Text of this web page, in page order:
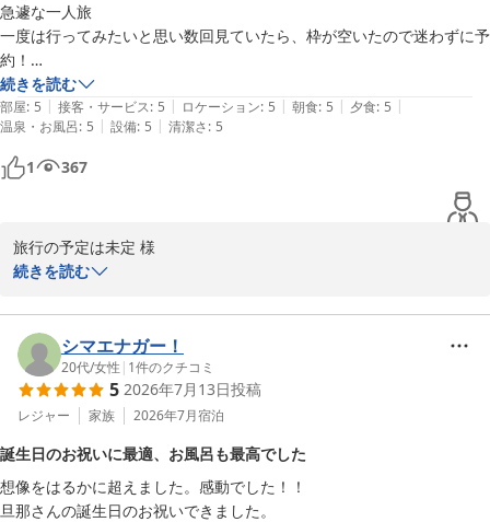
急遽な一人旅
一度は行ってみたいと思い数回見ていたら、枠が空いたので迷わずに予
約！
一部屋だけの特別室のため、少し料金が高いが、足湯や檜風呂があるの
で、満足でした！
特に部屋や足湯からの眺望が最高！
露天風呂も、お湯が優しくとても気持ちが良かった
続きを読む
部屋: 5 | 接客・サービス: 5 | ロケーション: 5 | 朝食: 5 | 夕食: 5 |
温泉・お風呂: 5 | 設備: 5 | 清潔さ: 5
1 367
旅行の予定は未定 様
ございます。
当館の温泉をお楽しみいただけたようで、大変嬉しく思います。
心身のリフレッシュのお役に立てていれば幸いでございます。
らも努力して参ります。
またのご来館を心よりお待ちしております。
続きを読む
シマエナガー！
20代/女性 | 1件のクチコミ
5 2026年7月13日投稿
レジャー 家族 2026年7月宿泊
誕生日のお祝いに最適、お風呂も最高でした
想像をはるかに超えました。感動でした！！
旦那さんの誕生日のお祝いできました。